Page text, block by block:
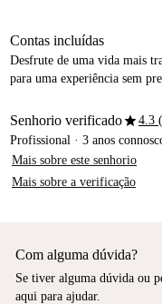
Contas incluídas
Desfrute de uma vida mais
para uma experiência sem
Senhorio verificadostar4.3
Profissional · 3 anos
Mais sobre este senhorio
Mais sobre a verificação
Com alguma dúvida?
Se tiver alguma dúvida ou
aqui para ajudar.